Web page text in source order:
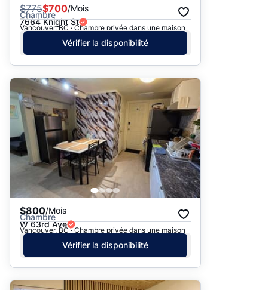
$775$700/Mois
Chambre
7664 Knight St
Vancouver, BC · Chambre privée dans une maison
Vérifier la disponibilité
$800/Mois
Chambre
W 63rd Ave
Vancouver, BC · Chambre privée dans une maison
Vérifier la disponibilité